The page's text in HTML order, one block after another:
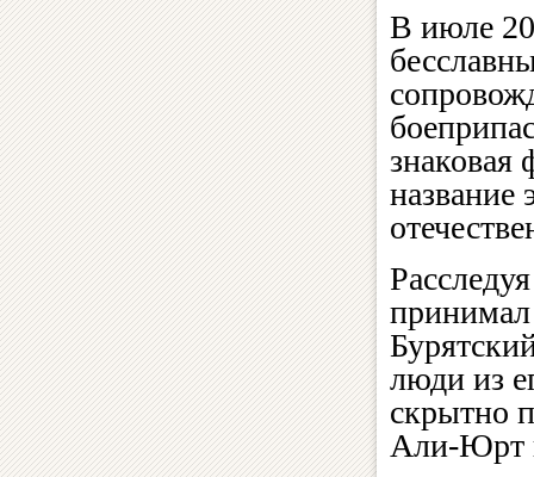
В июле
знаковая
название
люди из
скрытно
Али-Юрт